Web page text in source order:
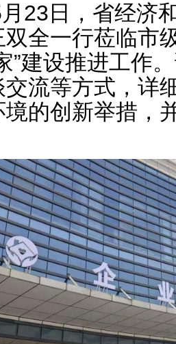
23日，省经济
全一行莅临市
”建设推进工作
流等方式，详
的创新举措，